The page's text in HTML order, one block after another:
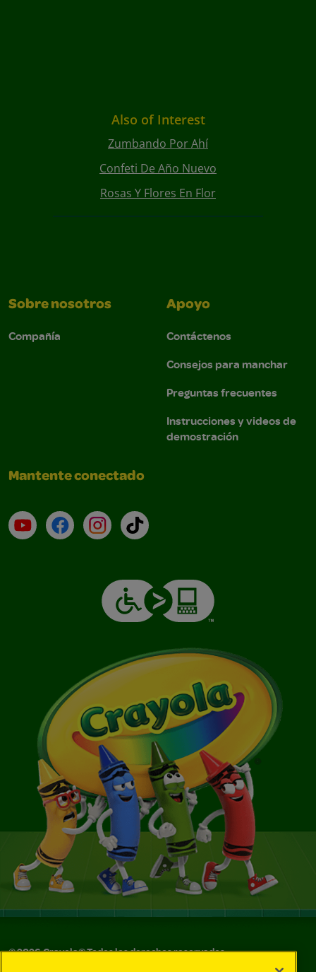
Also of Interest
Zumbando Por Ahí
Confeti De Año Nuevo
Rosas Y Flores En Flor
Sobre nosotros
Compañía
Apoyo
Contáctenos
Consejos para manchar
Preguntas frecuentes
Instrucciones y videos de
demostración
Mantente conectado
YouTube (en inglés)
Facebook (en inglés)
Instagram (en inglés)
TikTok
©2026Crayola® Todos los derechos reservados.